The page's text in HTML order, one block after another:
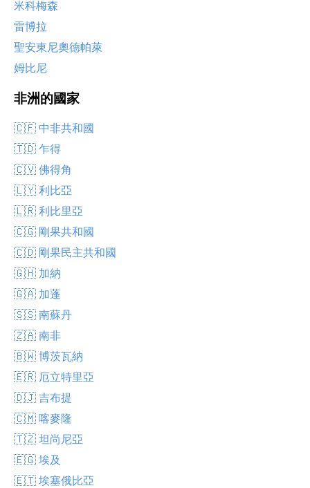
米科梅森
雷博拉
聖安東尼奧德帕萊
姆比尼
非洲的國家
🇨🇫 中非共和國
🇹🇩 乍得
🇨🇻 佛得角
🇱🇾 利比亞
🇱🇷 利比里亞
🇨🇬 剛果共和國
🇨🇩 剛果民主共和國
🇬🇭 加納
🇬🇦 加蓬
🇸🇸 南蘇丹
🇿🇦 南非
🇧🇼 博茨瓦納
🇪🇷 厄立特里亞
🇩🇯 吉布提
🇨🇲 喀麥隆
🇹🇿 坦尚尼亞
🇪🇬 埃及
🇪🇹 埃塞俄比亞